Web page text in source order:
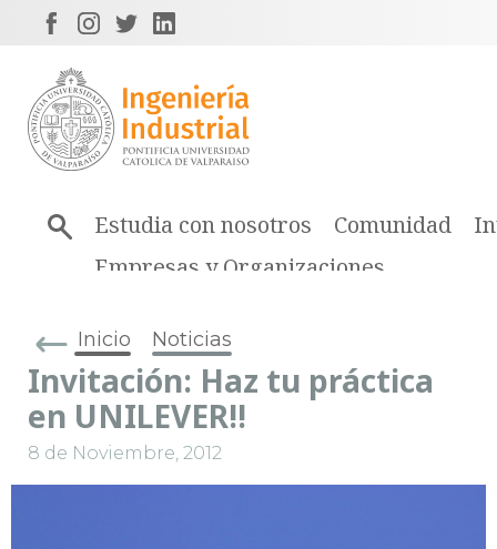
Estudia con nosotros Comunidad
Empresas y Organizaciones
Inicio Noticias
Invitación: Haz tu práctica
en UNILEVER!!
8 de Noviembre, 2012